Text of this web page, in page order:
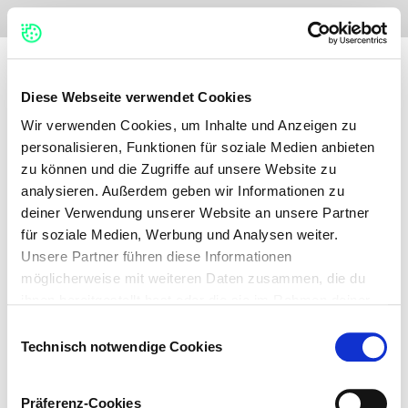
Diese Webseite verwendet Cookies
Wir verwenden Cookies, um Inhalte und Anzeigen zu
personalisieren, Funktionen für soziale Medien anbieten
zu können und die Zugriffe auf unsere Website zu
analysieren. Außerdem geben wir Informationen zu
deiner Verwendung unserer Website an unsere Partner
für soziale Medien, Werbung und Analysen weiter.
Unsere Partner führen diese Informationen
möglicherweise mit weiteren Daten zusammen, die du
Kategorien von Cookies: Technisch notwendige Cookies,
Technisch notwendige Cookies
Präferenz-Cookies